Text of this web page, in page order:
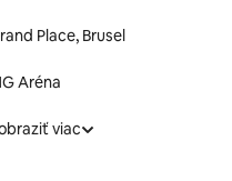
Place, Brusel
Aréna
viac